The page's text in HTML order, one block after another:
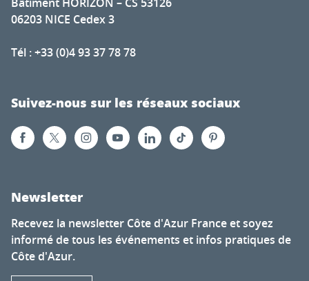
06203 NICE Cedex 3
Tél : +33 (0)4 93 37 78 78
Suivez-nous sur les réseaux sociaux
Newsletter
Recevez la newsletter Côte d'Azur France et soyez
informé de tous les événements et infos pratiques de
Côte d'Azur.